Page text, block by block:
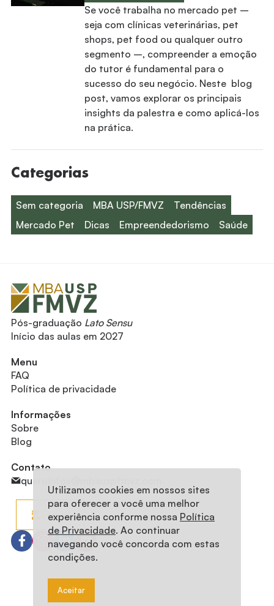
Utilizamos cookies em nossos sites
para oferecer a você uma melhor
experiência conforme nossa Política
de Privacidade. Ao continuar
navegando você concorda com estas
condições.
Aceitar
Se você trabalha no mercado pet –
seja com clínicas veterinárias, pet
shops, pet food ou qualquer outro
segmento –, compreender a emoção
do tutor é fundamental para o
sucesso do seu negócio. Neste blog
post, vamos explorar os principais
insights da palestra e como aplicá-los
na prática.
Categorias
Sem categoria MBA USP/FMVZ
Tendências
Mercado Pet
Dicas Empreendedorismo Saúde
Pós-graduação Lato Sensu
Início das aulas em 2027
Menu
FAQ
Política de privacidade
Informações
Sobre
Blog
Contato
queroinfos@mbauspfmvz.com
Entrar